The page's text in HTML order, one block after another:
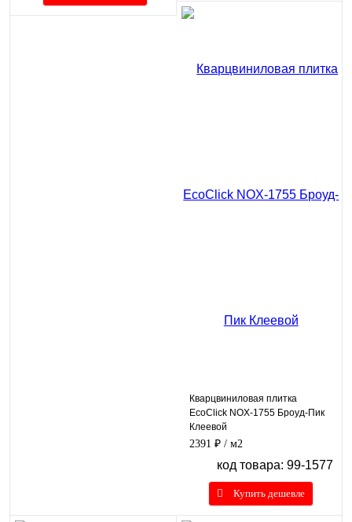
Кварцвиниловая плитка
EcoClick NOX-1755 Броуд-Пик
Клеевой
2391 ₽ / м2
код товара: 99-1577
Купить дешевле